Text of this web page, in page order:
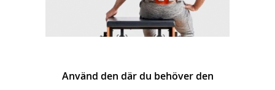
Använd den där du behöver den